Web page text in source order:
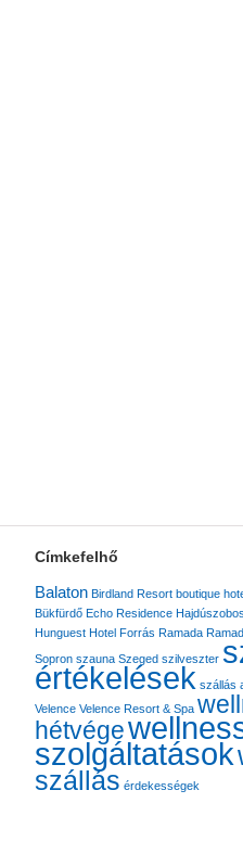
Címkefelhő
Balaton Birdland Resort boutique
Bükfürdő Echo Residence
Hunguest Hotel Forrás Ramada
Sopron szauna Szeged szilveszter
értékelések szállás
Velence Velence Resort & Spa
hétvége
szolgáltatások
szállás érdekességek